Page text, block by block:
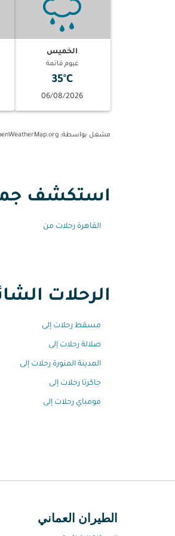
الخميس
غيوم قاتمة
35°C
06/08/2026
مشغل بواسطة: OpenWeatherMap.org
استكشف
القاهرة رحلات من
الرحلات
مسقط رحلات إلى
صلالة رحلات إلى
المدينة المنورة رحلات إلى
جاكرتا رحلات إلى
مومباي رحلات إلى
الطيران العماني